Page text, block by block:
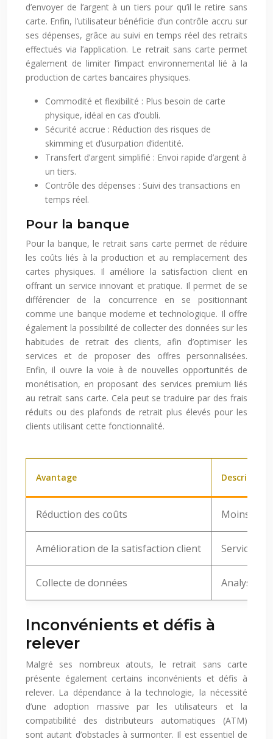
d’envoyer de l’argent à un tiers pour qu’il le retire sans
carte. Enfin, l’utilisateur bénéficie d’un contrôle accru sur
ses dépenses, grâce au suivi en temps réel des retraits
effectués via l’application. Le retrait sans carte permet
également de limiter l’impact environnemental lié à la
production de cartes bancaires physiques.
Commodité et flexibilité : Plus besoin de carte
physique, idéal en cas d’oubli.
Sécurité accrue : Réduction des risques de
skimming et d’usurpation d’identité.
Transfert d’argent simplifié : Envoi rapide d’argent à
un tiers.
Contrôle des dépenses : Suivi des transactions en
temps réel.
Pour la banque
Pour la banque, le retrait sans carte permet de réduire
les coûts liés à la production et au remplacement des
cartes physiques. Il améliore la satisfaction client en
offrant un service innovant et pratique. Il permet de se
différencier de la concurrence en se positionnant
comme une banque moderne et technologique. Il offre
également la possibilité de collecter des données sur les
habitudes de retrait des clients, afin d’optimiser les
services et de proposer des offres personnalisées.
Enfin, il ouvre la voie à de nouvelles opportunités de
monétisation, en proposant des services premium liés
au retrait sans carte. Cela peut se traduire par des frais
réduits ou des plafonds de retrait plus élevés pour les
clients utilisant cette fonctionnalité.
Avantage Description
Réduction des coûts Moins de
Amélioration de la satisfaction client Service
Collecte de données Analyse
Inconvénients et défis à
relever
Malgré ses nombreux atouts, le retrait sans carte
présente également certains inconvénients et défis à
relever. La dépendance à la technologie, la nécessité
d’une adoption massive par les utilisateurs et la
compatibilité des distributeurs automatiques (ATM)
sont autant d’obstacles à surmonter. Il est essentiel de